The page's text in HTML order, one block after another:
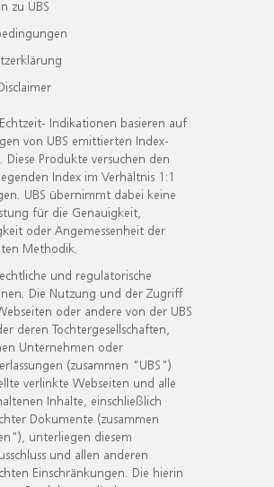
zu UBS
Indikationen basieren auf
von UBS emittierten Index-
Diese Produkte versuchen den
Index im Verhältnis 1:1
UBS übernimmt dabei keine
für die Genauigkeit,
oder Angemessenheit der
Methodik.
und regulatorische
Die Nutzung und der Zugriff
oder andere von der UBS
deren Tochtergesellschaften,
Unternehmen oder
(zusammen "UBS")
verlinkte Webseiten und alle
Inhalte, einschließlich
Dokumente (zusammen
unterliegen diesem
und allen anderen
Einschränkungen. Die hierin